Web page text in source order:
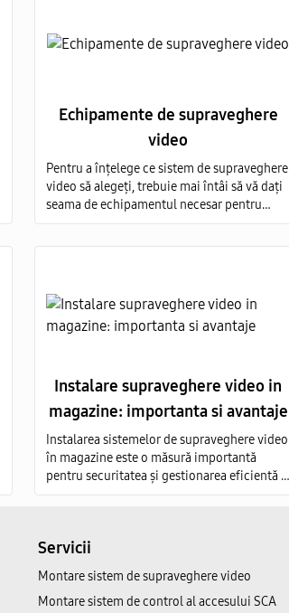
Echipamente de supraveghere
video
Pentru a înțelege ce sistem de supraveghere
video să alegeți, trebuie mai întâi să vă dați
seama de echipamentul necesar pentru
aceasta. Setul complet de sisteme de
Instalare supraveghere video in
magazine: importanta si avantaje
Instalarea sistemelor de supraveghere video
în magazine este o măsură importantă
pentru securitatea și gestionarea eficientă a
afacerii.
Servicii
Montare sistem de supraveghere video
Montare sistem de control al accesului SCA